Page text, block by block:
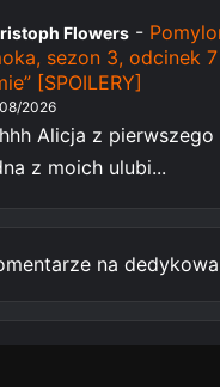
Flowers -
sezon 3, odcinek
[SPOILERY]
2026
Alicja z pierwszego
z moich ulubi...
na